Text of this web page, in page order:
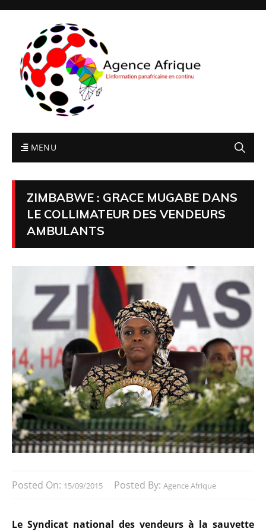
MENU
ZIMBABWE : GRACE MUGABE DANS
LE COLLIMATEUR DES VENDEURS
AMBULANTS
Posted On: 15/09/2015 Posted By: Agence Afrique
Le Syndicat national des vendeurs à la sauvette